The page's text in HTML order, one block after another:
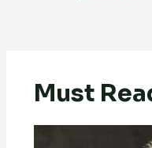
Must